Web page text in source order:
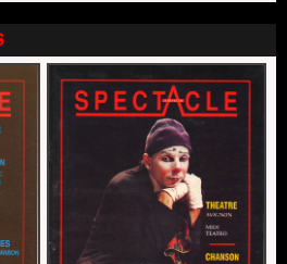
- CDN
d'espaces : les lauréats 2026